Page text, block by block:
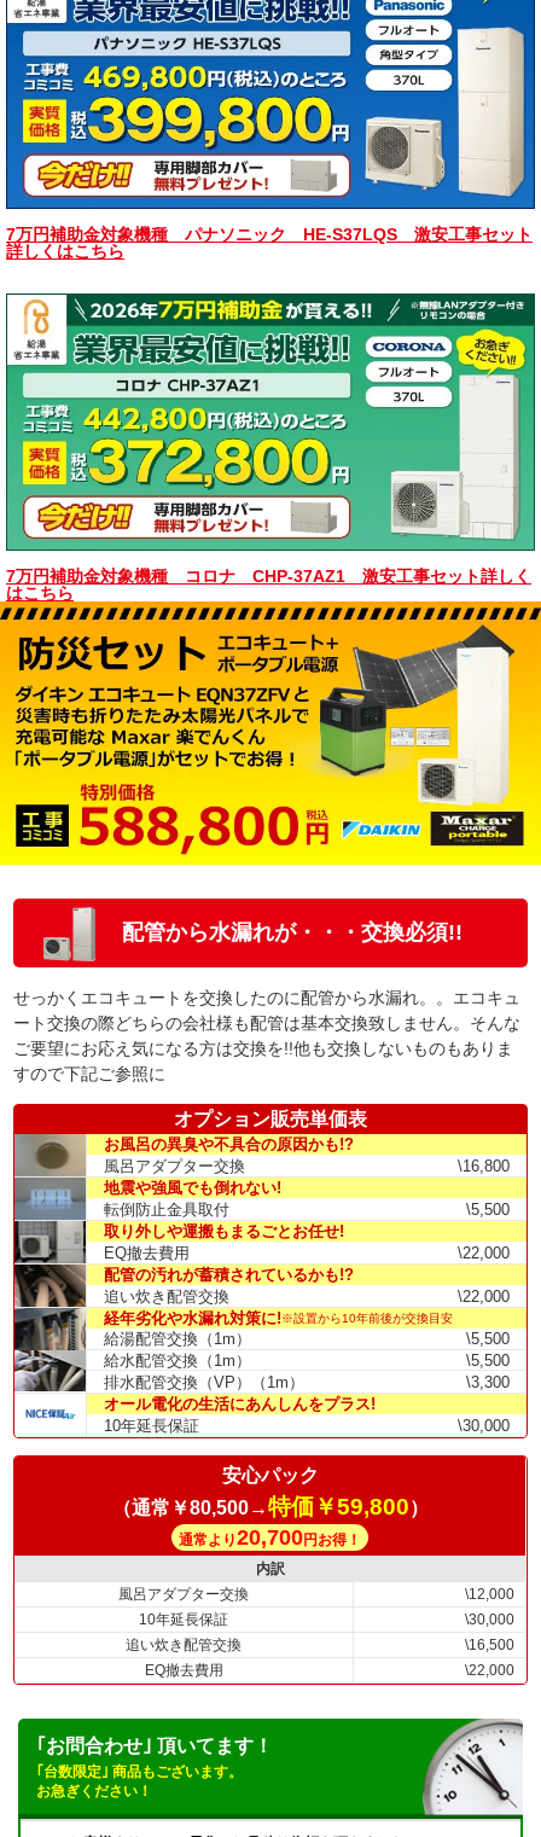
7万円補助金対象機種 パナソニック HE-S37LQS 激安工事セット
詳しくはこちら
7万円補助金対象機種 コロナ CHP-37AZ1 激安工事セット詳しく
はこちら
配管から水漏れが・・・交換必須!!
せっかくエコキュートを交換したのに配管から水漏れ。。エコキュ
ート交換の際どちらの会社様も配管は基本交換致しません。そんな
ご要望にお応え気になる方は交換を!!他も交換しないものもありま
すので下記ご参照に
オプション販売単価表
お風呂の異臭や不具合の原因かも!?
風呂アダプター交換
\16,800
地震や強風でも倒れない!
転倒防止金具取付
\5,500
取り外しや運搬もまるごとお任せ!
EQ撤去費用
\22,000
配管の汚れが蓄積されているかも!?
追い炊き配管交換
\22,000
経年劣化や水漏れ対策に!※設置から10年前後が交換目安
給湯配管交換（1m）
\5,500
給水配管交換（1m）
\5,500
排水配管交換（VP）（1m）
\3,300
オール電化の生活にあんしんをプラス!
10年延長保証
\30,000
安心パック
（通常￥80,500→特価￥59,800）
通常より20,700円お得！
内訳
風呂アダプター交換
\12,000
10年延長保証
\30,000
追い炊き配管交換
\16,500
EQ撤去費用
\22,000
｢お問合わせ｣ 頂いてます！
｢台数限定｣ 商品もございます。
お急ぎください！